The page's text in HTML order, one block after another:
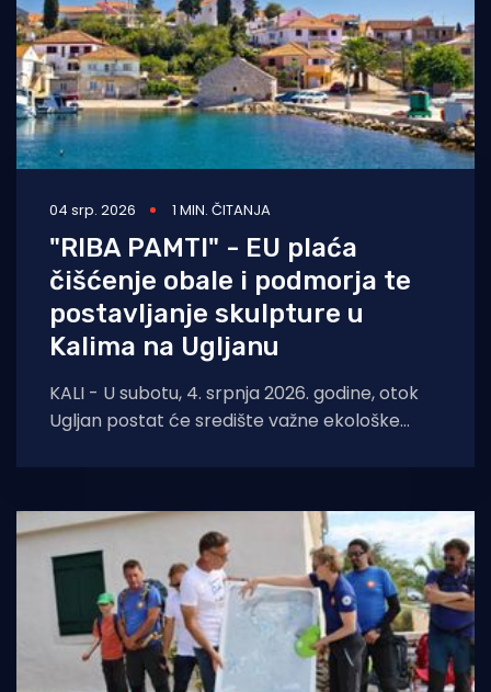
04 srp. 2026 1 MIN. ČITANJA
"RIBA PAMTI" - EU plaća
čišćenje obale i podmorja te
postavljanje skulpture u
Kalima na Ugljanu
KALI - U subotu, 4. srpnja 2026. godine, otok
Ugljan postat će središte važne ekološke